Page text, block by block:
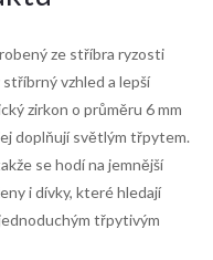
ze stříbra ryzosti
vzhled a lepší
zirkon o průměru 6 mm
doplňují světlým třpytem.
se hodí na jemnější
i dívky, které hledají
třpytivým